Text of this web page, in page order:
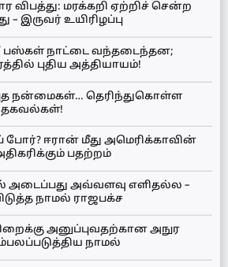
விபத்து: மரக்கறி ஏற்றிச் சென்ற
– இருவர் உயிரிழப்பு
பஸ்கள் நாட்டை வந்தடைந்தன;
புதிய அத்தியாயம்!
நன்மைகள்… தெரிந்துகொள்ள
தகவல்கள்!
போர்? ஈரான் மீது அமெரிக்காவின்
பதற்றம்
அவ்வளவு எளிதல்ல –
நாமல் ராஜபக்ச
அனுப்புவதற்கான அநுர
நாமல்